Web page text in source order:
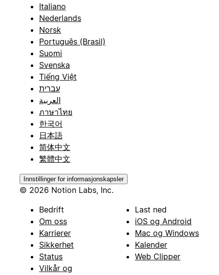
Italiano
Nederlands
Norsk
Português (Brasil)
Suomi
Svenska
Tiếng Việt
עברית
العربية
ภาษาไทย
한국어
日本語
简体中文
繁體中文
Innstillinger for informasjonskapsler
© 2026 Notion Labs, Inc.
Bedrift
Om oss
Karrierer
Sikkerhet
Status
Vilkår og
Last ned
iOS og Android
Mac og Windows
Kalender
Web Clipper